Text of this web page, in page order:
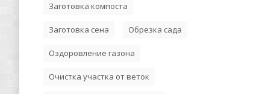
Заготовка компоста
Заготовка сена Обрезка сада
Оздоровление газона
Очистка участка от веток